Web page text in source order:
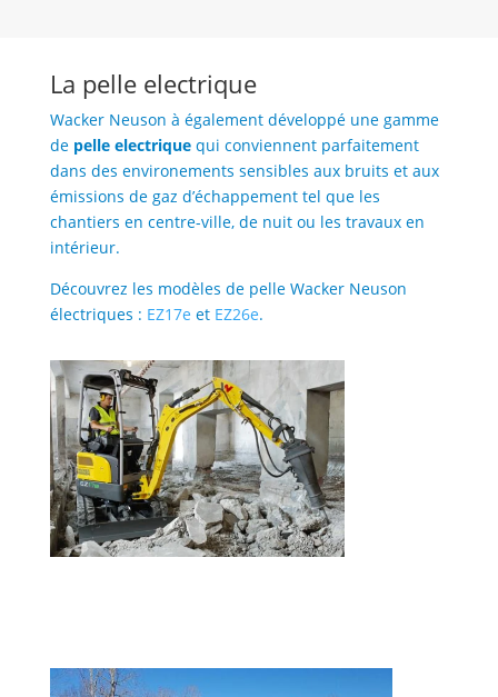
La ​pelle electrique​
Wacker Neuson à également développé une gamme
de pelle electriquequi conviennent parfaitement
dans des environements sensibles aux bruits et aux
émissions de gaz d’échappement tel que les
chantiers en centre-ville, de nuit ou les travaux en
intérieur.
Découvrez les modèles de pelle Wacker Neuson
électriques : EZ17e et EZ26e.